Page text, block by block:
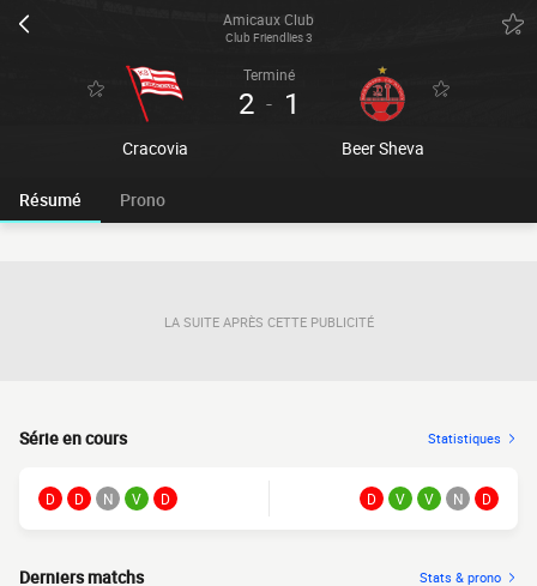
Amicaux Club
Club Friendlies 3
Cracovia
Terminé
2 - 1
Beer Sheva
Résumé Prono
LA SUITE APRÈS CETTE PUBLICITÉ
Série en cours Statistiques
D D N V D D V V N D
Derniers matchs Stats & prono